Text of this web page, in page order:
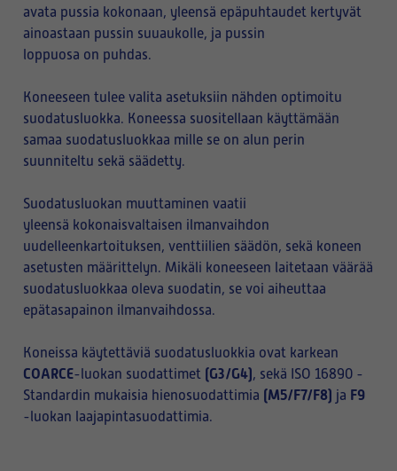
avata pussia kokonaan, yleensä epäpuhtaudet kertyvät
ainoastaan pussin suuaukolle, ja pussin
loppuosa on puhdas.
Koneeseen tulee valita asetuksiin nähden optimoitu
suodatusluokka. Koneessa suositellaan käyttämään
samaa suodatusluokkaa mille se on alun perin
suunniteltu sekä säädetty.
Suodatusluokan muuttaminen vaatii
yleensä kokonaisvaltaisen ilmanvaihdon
uudelleenkartoituksen, venttiilien säädön, sekä koneen
asetusten määrittelyn. Mikäli koneeseen laitetaan väärää
suodatusluokkaa oleva suodatin, se voi aiheuttaa
epätasapainon ilmanvaihdossa.
Koneissa käytettäviä suodatusluokkia ovat karkean
COARCE-luokan suodattimet (G3/G4), sekä ISO 16890 -
Standardin mukaisia hienosuodattimia (M5/F7/F8) ja F9
-luokan laajapintasuodattimia.